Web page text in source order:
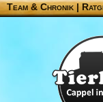
Team & Chronik |